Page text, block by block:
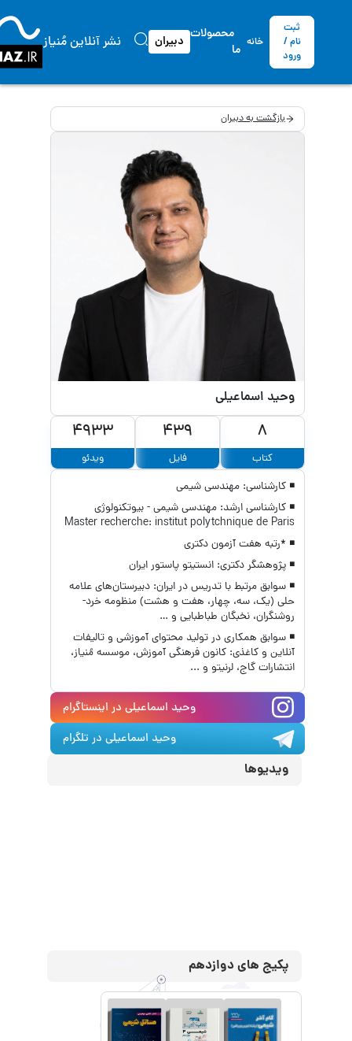
ثبت
نام /
ورود
خانه
محصولات
ما
دبیران نشر آنلاین مُنیاز
بازگشت به دبیران
وحید اسماعیلی
8
کتاب
439
فایل
4933
ویدئو
◾ کارشناسی: مهندسی شیمی
◾ کارشناسی ارشد: مهندسی شیمی - بیوتکنولوژی
Master recherche: institut polytchnique de Paris
◾ *رتبه هفت آزمون دکتری
◾ پژوهشگر دکتری: انستیتو پاستور ایران
◾ سوابق مرتبط با تدریس در ایران: دبیرستان‌های علامه
حلی (یک، سه، چهار، هفت و هشت) منظومه خرد-
روشنگران، نخبگان طباطبایی و …
◾ سوابق همکاری در تولید محتوای آموزشی و تالیفات
آنلاین و کاغذی: کانون فرهنگی آموزش، موسسه مُنیاز،
انتشارات گاج، لرنیتو و ...
وحید اسماعیلی در اینستاگرام
وحید اسماعیلی در تلگرام
ویدیوها
پکیج های دوازدهم